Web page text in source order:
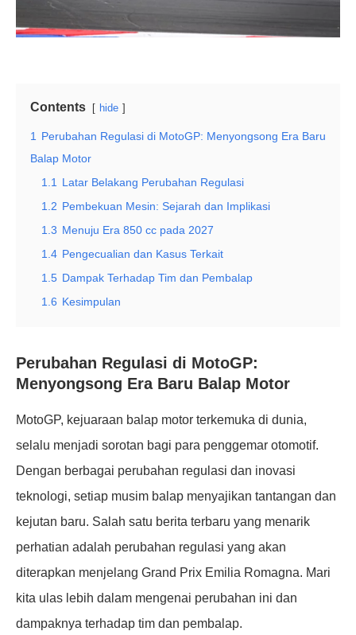
Contents hide
1
Perubahan Regulasi di MotoGP: Menyongsong Era Baru
Balap Motor
1.1
Latar Belakang Perubahan Regulasi
1.2 Pembekuan Mesin: Sejarah dan Implikasi
1.3 Menuju Era 850 cc pada 2027
1.4 Pengecualian dan Kasus Terkait
1.5 Dampak Terhadap Tim dan Pembalap
1.6 Kesimpulan
Perubahan Regulasi di MotoGP:
Menyongsong Era Baru Balap Motor
MotoGP, kejuaraan balap motor terkemuka di dunia,
selalu menjadi sorotan bagi para penggemar otomotif.
Dengan berbagai perubahan regulasi dan inovasi
teknologi, setiap musim balap menyajikan tantangan dan
kejutan baru. Salah satu berita terbaru yang menarik
perhatian adalah perubahan regulasi yang akan
diterapkan menjelang Grand Prix Emilia Romagna. Mari
kita ulas lebih dalam mengenai perubahan ini dan
dampaknya terhadap tim dan pembalap.